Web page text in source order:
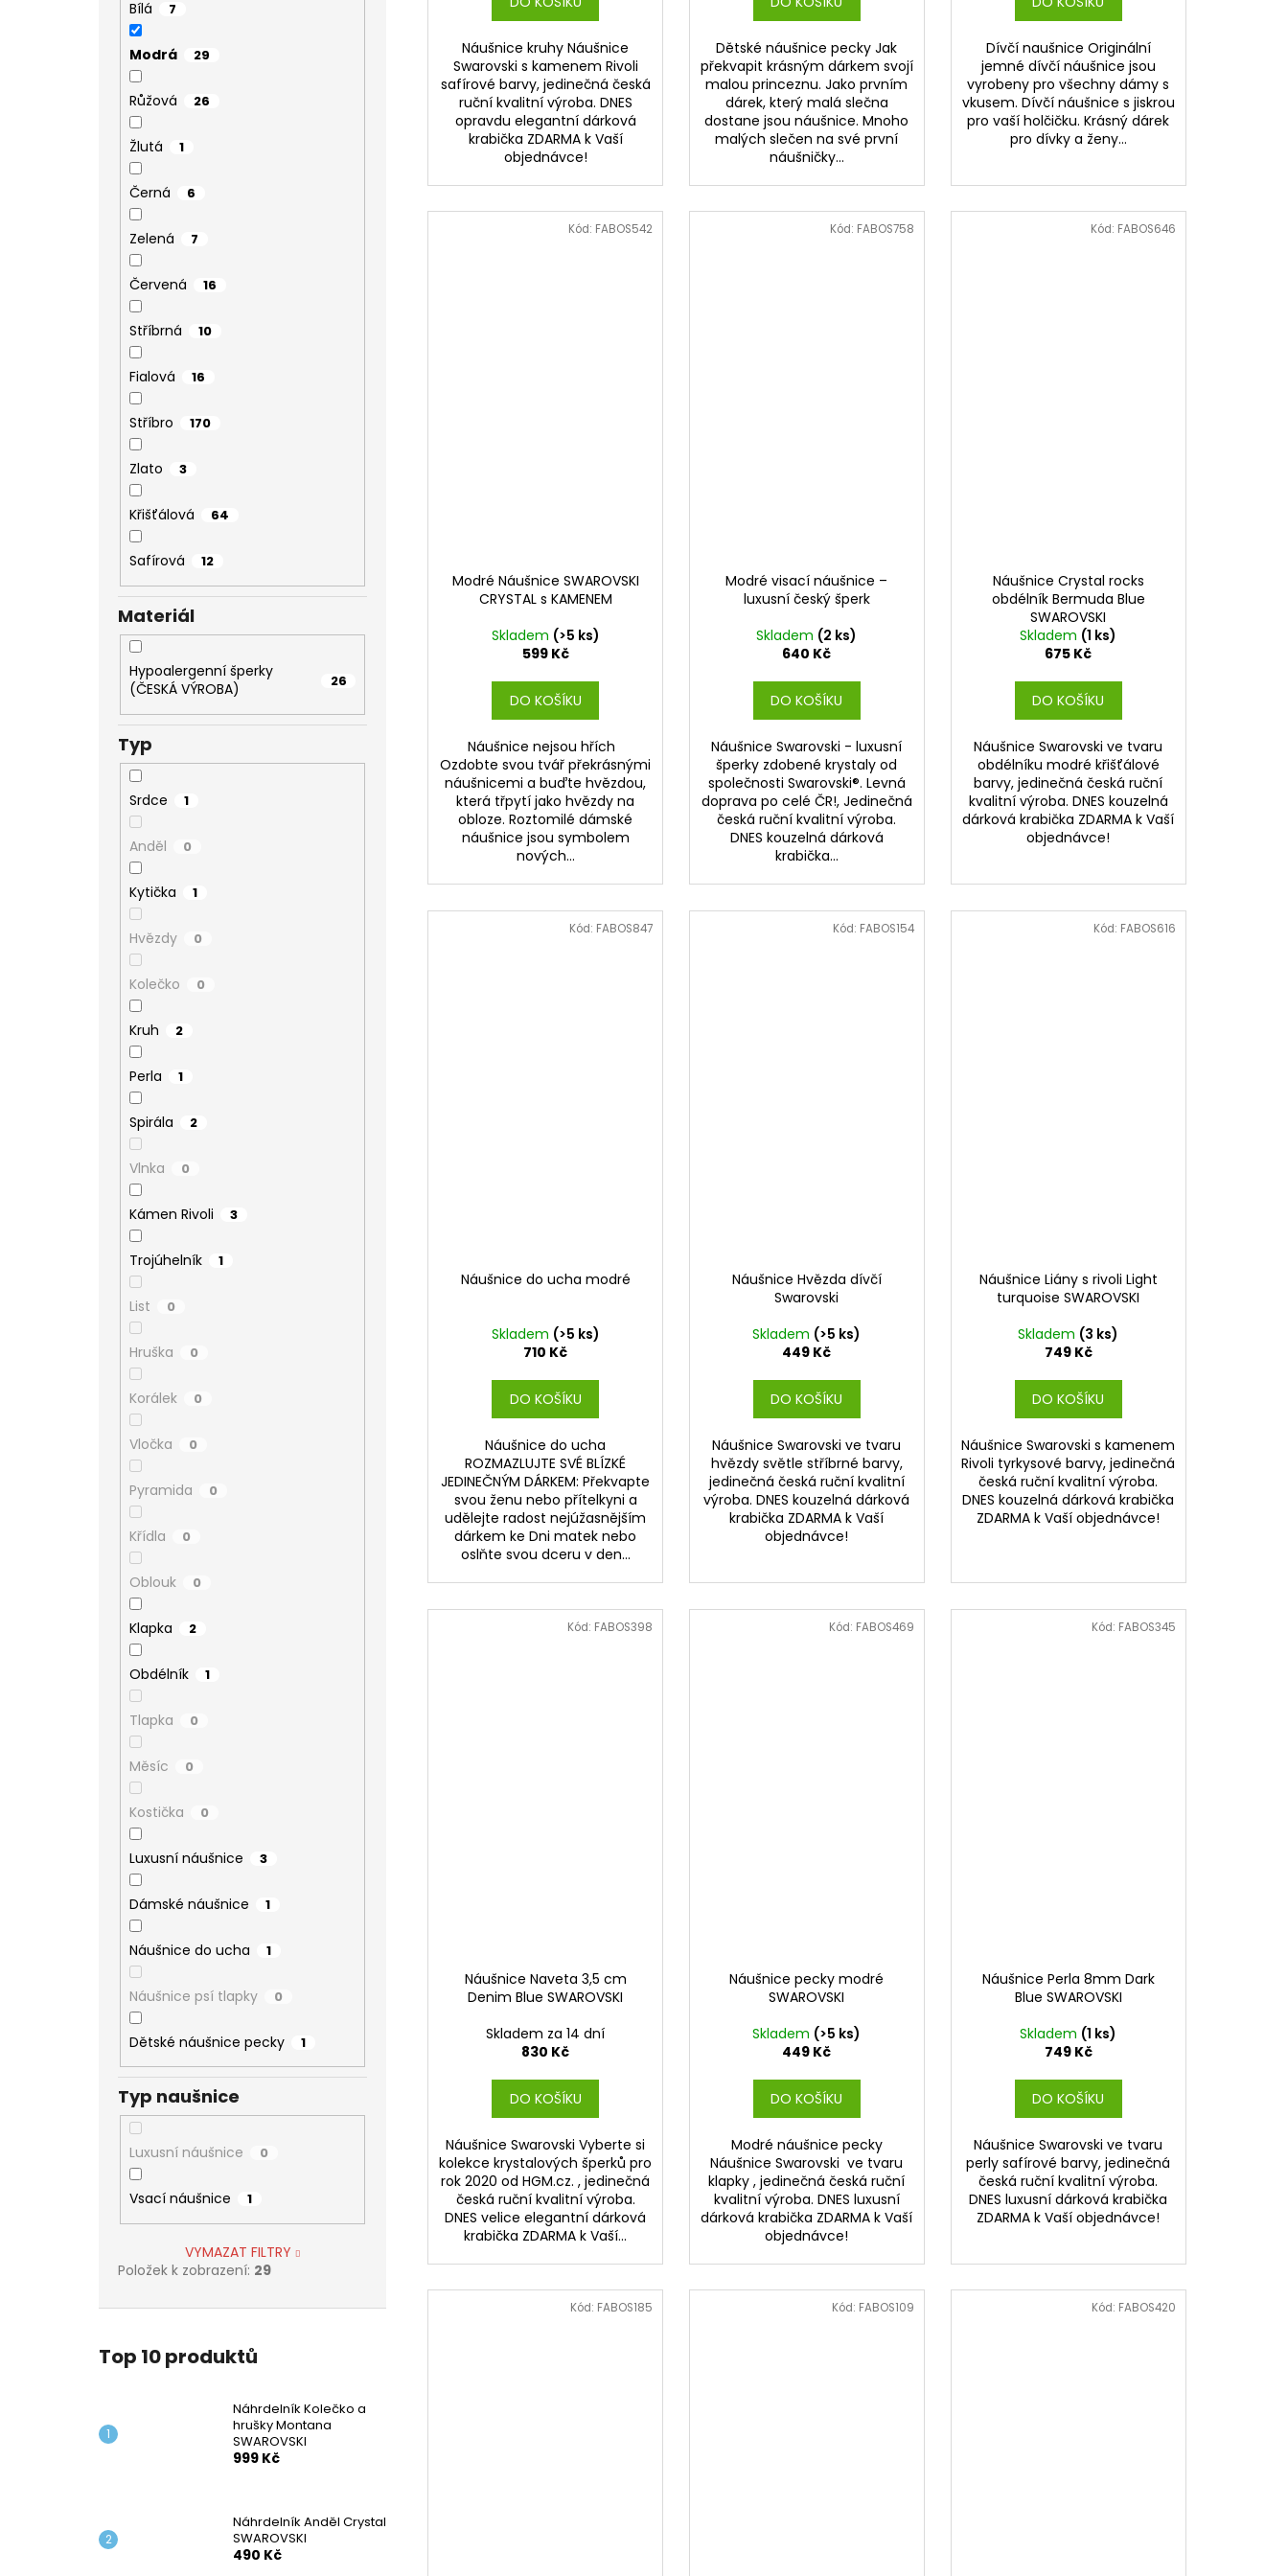
Bílá 7
Modrá 29
Růžová 26
Žlutá 1
Černá 6
Zelená 7
Červená 16
Stříbrná 10
Fialová 16
Stříbro 170
Zlato 3
Křišťálová 64
Safírová 12
Materiál
Hypoalergenní šperky
(ČESKÁ VÝROBA)
26
Typ
Srdce 1
Anděl 0
Kytička 1
Hvězdy 0
Kolečko 0
Kruh 2
Perla 1
Spirála 2
Vlnka 0
Kámen Rivoli 3
Trojúhelník 1
List 0
Hruška 0
Korálek 0
Vločka 0
Pyramida 0
Křídla 0
Oblouk 0
Klapka 2
Obdélník 1
Tlapka 0
Měsíc 0
Kostička 0
Luxusní náušnice 3
Dámské náušnice 1
Náušnice do ucha 1
Náušnice psí tlapky 0
Dětské náušnice pecky 1
Typ naušnice
Luxusní náušnice 0
Vsací náušnice 1
VYMAZAT FILTRY
Položek k zobrazení: 29
Top 10 produktů
Náhrdelník Kolečko a
hrušky Montana
SWAROVSKI
999 Kč
Náhrdelník Anděl Crystal
SWAROVSKI
490 Kč
Náušnice kruhy Náušnice
Swarovski s kamenem Rivoli
safírové barvy, jedinečná česká
ruční kvalitní výroba. DNES
opravdu elegantní dárková
krabička ZDARMA k Vaší
objednávce!
Dětské náušnice pecky Jak
překvapit krásným dárkem svojí
malou princeznu. Jako prvním
dárek, který malá slečna
dostane jsou náušnice. Mnoho
malých slečen na své první
náušničky...
Dívčí naušnice Originální
jemné dívčí náušnice jsou
vyrobeny pro všechny dámy s
vkusem. Dívčí náušnice s jiskrou
pro vaší holčičku. Krásný dárek
pro dívky a ženy...
Modré Náušnice SWAROVSKI
CRYSTAL s KAMENEM
Skladem (>5 ks)
599 Kč
DO KOŠÍKU
Náušnice nejsou hřích
Ozdobte svou tvář překrásnými
náušnicemi a buďte hvězdou,
která třpytí jako hvězdy na
obloze. Roztomilé dámské
náušnice jsou symbolem
nových...
Kód: FABOS542
Modré visací náušnice –
luxusní český šperk
Skladem (2 ks)
640 Kč
DO KOŠÍKU
Náušnice Swarovski - luxusní
šperky zdobené krystaly od
společnosti Swarovski®. Levná
doprava po celé ČR!, Jedinečná
česká ruční kvalitní výroba.
DNES kouzelná dárková
krabička...
Kód: FABOS758
Náušnice Crystal rocks
obdélník Bermuda Blue
SWAROVSKI
Skladem (1 ks)
675 Kč
DO KOŠÍKU
Náušnice Swarovski ve tvaru
obdélníku modré křišťálové
barvy, jedinečná česká ruční
kvalitní výroba. DNES kouzelná
dárková krabička ZDARMA k Vaší
objednávce!
Kód: FABOS646
Náušnice do ucha modré
Skladem (>5 ks)
710 Kč
DO KOŠÍKU
Náušnice do ucha
ROZMAZLUJTE SVÉ BLÍZKÉ
JEDINEČNÝM DÁRKEM: Překvapte
svou ženu nebo přítelkyni a
udělejte radost nejúžasnějším
dárkem ke Dni matek nebo
oslňte svou dceru v den...
Kód: FABOS847
Náušnice Hvězda dívčí
Swarovski
Skladem (>5 ks)
449 Kč
DO KOŠÍKU
Náušnice Swarovski ve tvaru
hvězdy světle stříbrné barvy,
jedinečná česká ruční kvalitní
výroba. DNES kouzelná dárková
krabička ZDARMA k Vaší
objednávce!
Kód: FABOS154
Náušnice Liány s rivoli Light
turquoise SWAROVSKI
Skladem (3 ks)
749 Kč
DO KOŠÍKU
Náušnice Swarovski s kamenem
Rivoli tyrkysové barvy, jedinečná
česká ruční kvalitní výroba.
DNES kouzelná dárková krabička
ZDARMA k Vaší objednávce!
Kód: FABOS616
Náušnice Naveta 3,5 cm
Denim Blue SWAROVSKI
Skladem za 14 dní
830 Kč
DO KOŠÍKU
Náušnice Swarovski Vyberte si
kolekce krystalových šperků pro
rok 2020 od HGM.cz. , jedinečná
česká ruční kvalitní výroba.
DNES velice elegantní dárková
krabička ZDARMA k Vaší...
Kód: FABOS398
Náušnice pecky modré
SWAROVSKI
Skladem (>5 ks)
449 Kč
DO KOŠÍKU
Modré náušnice pecky
Náušnice Swarovski ve tvaru
klapky , jedinečná česká ruční
kvalitní výroba. DNES luxusní
dárková krabička ZDARMA k Vaší
objednávce!
Kód: FABOS469
Náušnice Perla 8mm Dark
Blue SWAROVSKI
Skladem (1 ks)
749 Kč
DO KOŠÍKU
Náušnice Swarovski ve tvaru
perly safírové barvy, jedinečná
česká ruční kvalitní výroba.
DNES luxusní dárková krabička
ZDARMA k Vaší objednávce!
Kód: FABOS345
Kód: FABOS185 Kód: FABOS109 Kód: FABOS420